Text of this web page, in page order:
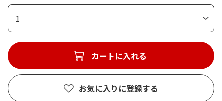
1
カートに入れる
お気に入りに登録する